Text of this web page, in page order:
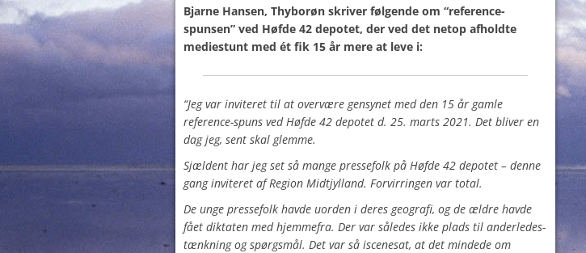
Bjarne Hansen, Thyborøn skriver følgende om “reference-
spunsen” ved Høfde 42 depotet, der ved det netop afholdte
mediestunt med ét fik 15 år mere at leve i:
“Jeg var inviteret til at overvære gensynet med den 15 år gamle
reference-spuns ved Høfde 42 depotet d. 25. marts 2021. Det bliver en
dag jeg, sent skal glemme.
Sjældent har jeg set så mange pressefolk på Høfde 42 depotet – denne
gang inviteret af Region Midtjylland. Forvirringen var total.
De unge pressefolk havde uorden i deres geografi, og de ældre havde
fået diktaten med hjemmefra. Der var således ikke plads til anderledes-
tænkning og spørgsmål. Det var så iscenesat, at det mindede om